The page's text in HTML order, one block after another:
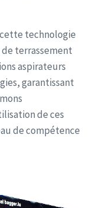
technologie
terrassement
aspirateurs
garantissant
de ces
de compétence